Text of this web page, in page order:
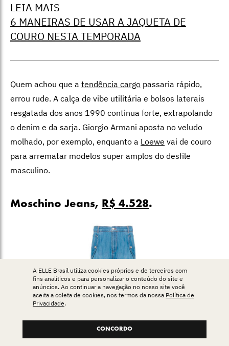
LEIA MAIS
6 MANEIRAS DE USAR A JAQUETA DE
COURO NESTA TEMPORADA
Quem achou que a tendência cargo passaria rápido,
errou rude. A calça de vibe utilitária e bolsos laterais
resgatada dos anos 1990 continua forte, extrapolando
o denim e da sarja. Giorgio Armani aposta no veludo
molhado, por exemplo, enquanto a Loewe vai de couro
para arrematar modelos super amplos do desfile
masculino.
Moschino Jeans, R$ 4.528.
A ELLE Brasil utiliza cookies próprios e de terceiros com
fins analíticos e para personalizar o conteúdo do site e
anúncios. Ao continuar a navegação no nosso site você
aceita a coleta de cookies, nos termos da nossa Política de
Privacidade.
CONCORDO